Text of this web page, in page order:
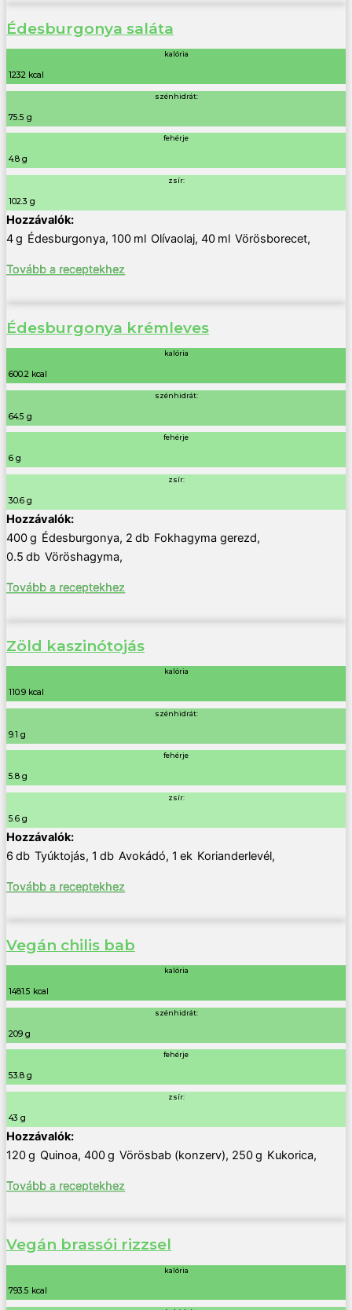
Édesburgonya saláta
kalória
1232 kcal
szénhidrát:
75.5 g
fehérje
4.8 g
zsír:
102.3 g
4g Édesburgonya, 100 ml Olívaolaj, 40 ml Vörösborecet,
Tovább a receptekhez
Édesburgonya krémleves
kalória
600.2 kcal
szénhidrát:
64.5 g
fehérje
6 g
zsír:
30.6 g
400g Édesburgonya, 2 db Fokhagyma gerezd,
0.5 db Vöröshagyma,
Tovább a receptekhez
Zöld kaszinótojás
kalória
110.9 kcal
szénhidrát:
9.1 g
fehérje
5.8 g
zsír:
5.6 g
6 db Tyúktojás, 1 db Avokádó, 1 ek Korianderlevél,
Tovább a receptekhez
Vegán chilis bab
kalória
1481.5 kcal
szénhidrát:
209 g
fehérje
53.8 g
zsír:
43 g
120g Quinoa, 400g Vörösbab (konzerv), 250g Kukorica,
Tovább a receptekhez
Vegán brassói rizzsel
kalória
793.5 kcal